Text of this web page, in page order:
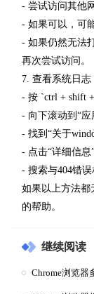
- 尝试访问其他
- 如果可以，可
- 如果仍然无法
再次尝试访问。
7. 查看系统日志
- 按 `ctrl + shift
- 向下滚动到“应
- 找到“关于
- 点击“详细信息
- 搜索与404错
如果以上方法都
的帮助。
继续阅读
Chrome浏览器